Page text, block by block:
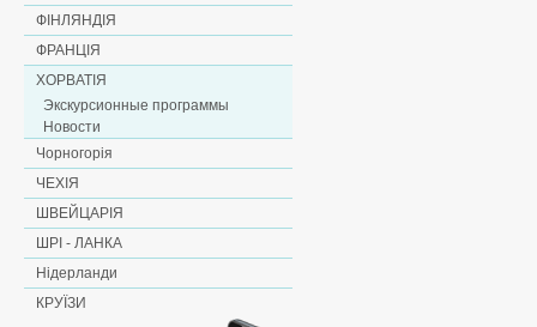
ФІНЛЯНДІЯ
ФРАНЦІЯ
ХОРВАТІЯ
Экскурсионные программы
Новости
Чорногорія
ЧЕХІЯ
ШВЕЙЦАРІЯ
ШРІ - ЛАНКА
Нідерланди
КРУЇЗИ